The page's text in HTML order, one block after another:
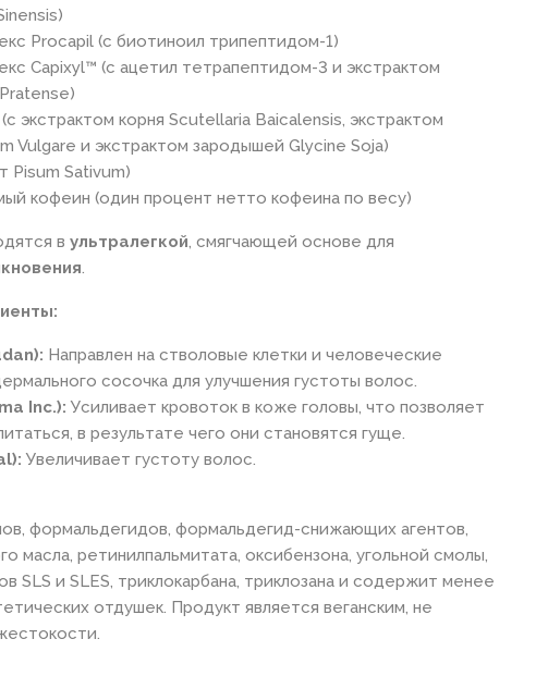
Procapil (с биотиноил трипептидом-1)
Capixyl™ (с ацетил тетрапептидом-3 и экстрактом
экстрактом корня Scutellaria Baicalensis, экстрактом
Vulgare и экстрактом зародышей Glycine Soja)
Pisum Sativum)
кофеин (один процент нетто кофеина по весу)
в ультралегкой, смягчающей основе для
.
Направлен на стволовые клетки и человеческие
сосочка для улучшения густоты волос.
Inc.): Усиливает кровоток в коже головы, что позволяет
в результате чего они становятся гуще.
Увеличивает густоту волос.
формальдегидов, формальдегид-снижающих агентов,
масла, ретинилпальмитата, оксибензона, угольной смолы,
SLS и SLES, триклокарбана, триклозана и содержит менее
отдушек. Продукт является веганским, не